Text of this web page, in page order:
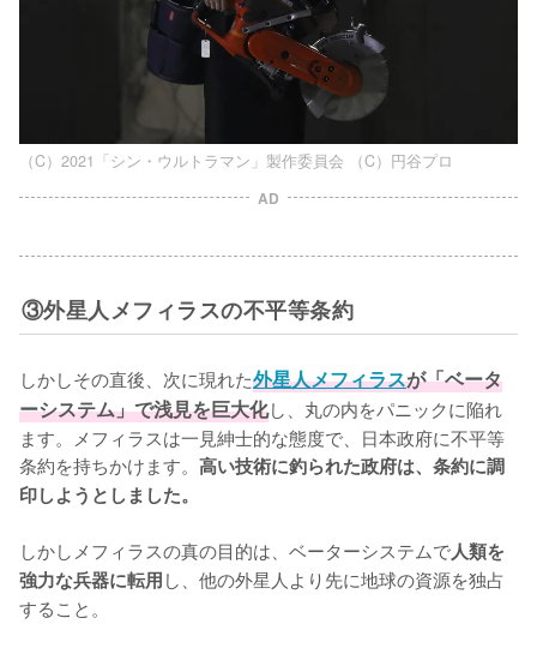
（C）2021「シン・ウルトラマン」製作委員会 （C）円谷プロ
AD
③外星人メフィラスの不平等条約
しかしその直後、次に現れた外星人メフィラスが「ベータ
ーシステム」で浅見を巨大化し、丸の内をパニックに陥れ
ます。メフィラスは一見紳士的な態度で、日本政府に不平等
条約を持ちかけます。 高い技術に釣られた政府は、条約に調
印しようとしました。
しかしメフィラスの真の目的は、ベーターシステムで人類を
強力な兵器に転用し、他の外星人より先に地球の資源を独占
すること。